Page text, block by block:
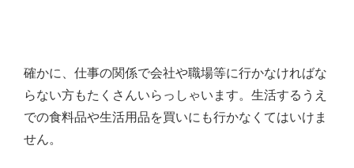
確かに、仕事の関係で会社や職場等に行かなければな
らない方もたくさんいらっしゃいます。生活するうえ
での食料品や生活用品を買いにも行かなくてはいけま
せん。